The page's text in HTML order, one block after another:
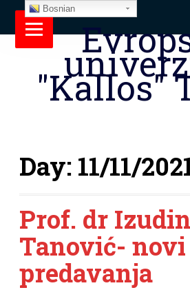
"Kallos"
Day: 11/11/
Prof. dr Izudin
Tanović-
predavanja
Bosnian